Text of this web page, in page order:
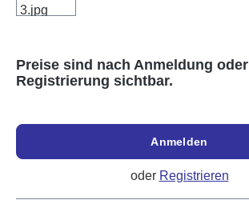
Preise sind nach Anmeldung oder
Registrierung sichtbar.
Anmelden
oder Registrieren